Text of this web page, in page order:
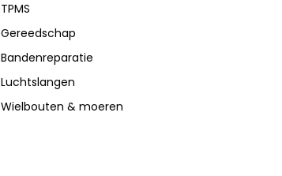
TPMS
Gereedschap
Bandenreparatie
Luchtslangen
Wielbouten & moeren